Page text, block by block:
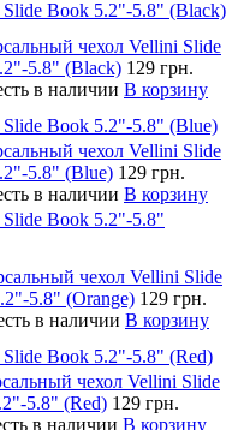
Book 5.2"-5.8" (Black)
чехол Vellini Slide
5.8" (Black) 129 грн.
в наличии В корзину
Book 5.2"-5.8" (Blue)
чехол Vellini Slide
5.8" (Blue) 129 грн.
в наличии В корзину
Book 5.2"-5.8"
чехол Vellini Slide
5.8" (Orange) 129 грн.
в наличии В корзину
Book 5.2"-5.8" (Red)
чехол Vellini Slide
5.8" (Red) 129 грн.
в наличии В корзину